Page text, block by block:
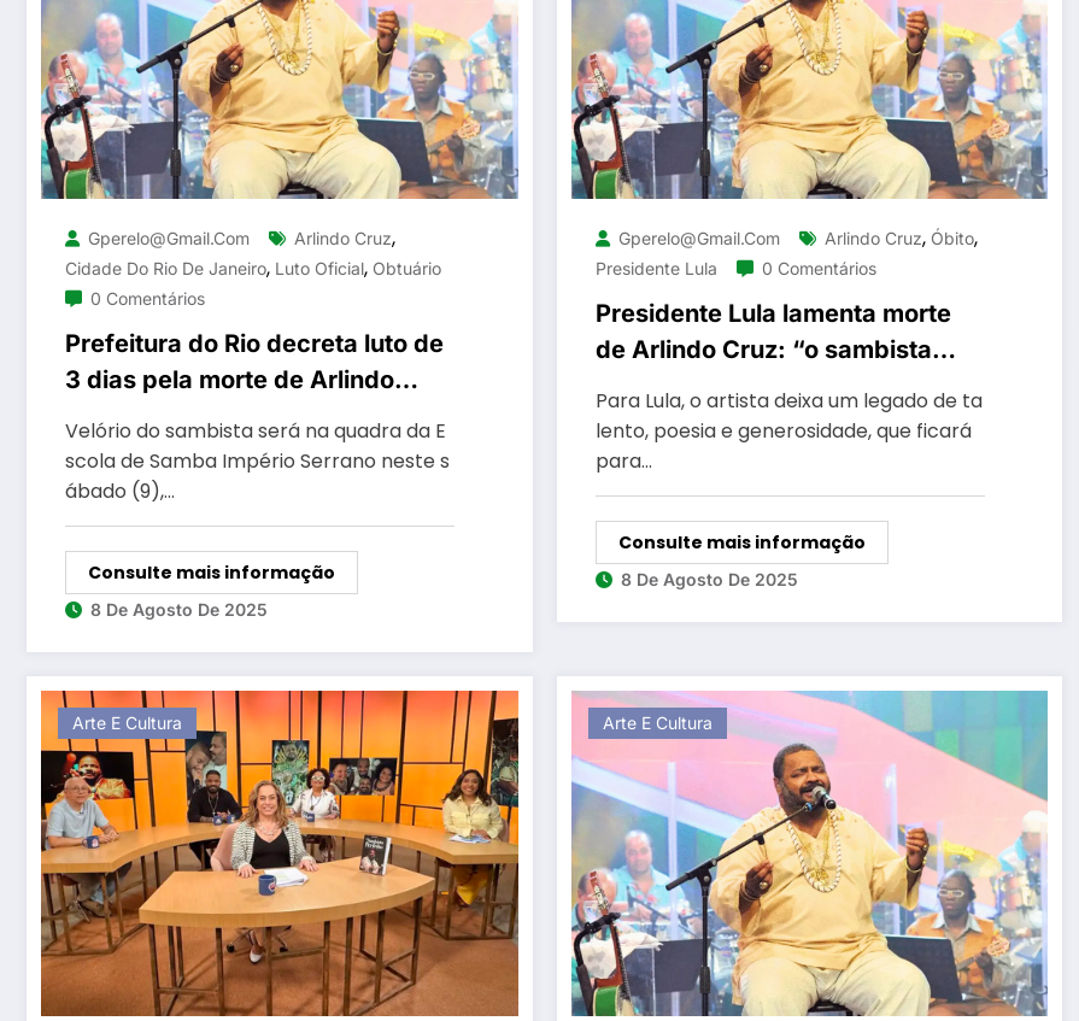
Gperelo@gmail.com Arlindo Cruz,
Cidade Do Rio De Janeiro, Luto Oficial, Obtuário
0 Comentários
Prefeitura do Rio decreta luto de
3 dias pela morte de Arlindo
Cruz
Velório do sambista será na quadra da E
scola de Samba Império Serrano neste s
ábado (9),…
Consulte mais informação
8 De Agosto De 2025
Gperelo@gmail.com Arlindo Cruz, Óbito,
Presidente Lula 0 Comentários
Presidente Lula lamenta morte
de Arlindo Cruz: “o sambista
perfeito”
Para Lula, o artista deixa um legado de ta
lento, poesia e generosidade, que ficará
para…
Consulte mais informação
8 De Agosto De 2025
Arte E Cultura Arte E Cultura